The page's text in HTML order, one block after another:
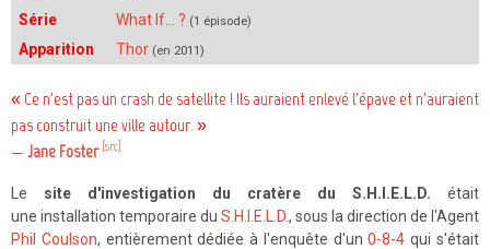
Série
What If... ? (1 épisode)
Apparition Thor (en 2011)
« Ce n'est pas un crash de satellite ! Ils auraient enlevé l'épave et n'auraient
pas construit une ville autour. »
— Jane Foster [src]
Le site d'investigation du cratère du S.H.I.E.L.D. était
une installation temporaire du S.H.I.E.L.D., sous la direction de l'Agent
Phil Coulson, entièrement dédiée à l'enquête d'un0-8-4 qui s'était